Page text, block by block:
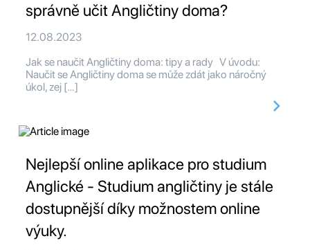
správně učit Angličtiny doma?
12.08.2023
Jak se naučit Angličtiny doma: tipy a rady V úvodu:
Naučit se Angličtiny doma se může zdát jako náročný
úkol, zej […]
Nejlepší online aplikace pro studium
Anglické - Studium angličtiny je stále
dostupnější díky možnostem online
výuky.